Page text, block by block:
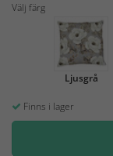
Välj färg
Ljusgrå
Finns i lager